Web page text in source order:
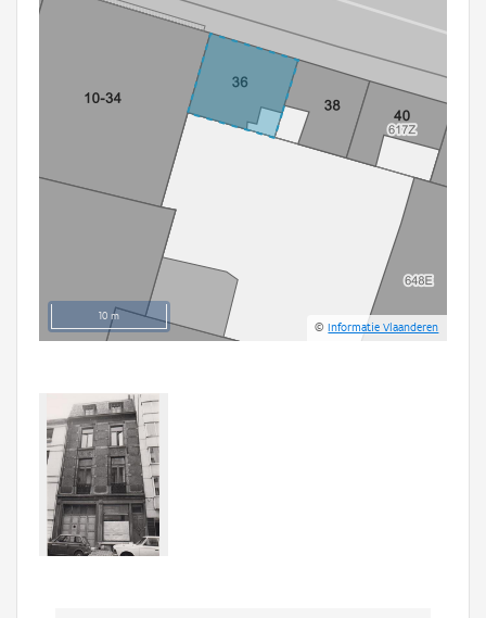
10 m
©Informatie Vlaanderen